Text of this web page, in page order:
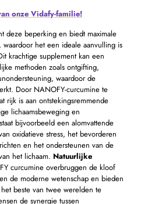
onze Vidafy-familie!
deze beperking en biedt maximale
het een ideale aanvulling is
krachtige supplement kan een
methoden zoals ontgifting,
waardoor de
Door NANOFY-curcumine te
rijk is aan ontstekingsremmende
lichaamsbeweging en
bijvoorbeeld een alomvattende
oxidatieve stress, het bevorderen
en het ondersteunen van de
het lichaam. Natuurlijke
curcumine overbruggen de kloof
de moderne wetenschap en bieden
beste van twee werelden te
de synergie tussen